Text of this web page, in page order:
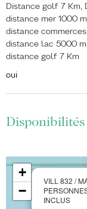
Distance golf 7 Km
distance mer 1000 m
distance commerces
distance lac 5000 m
distance golf 7 Km
oui
Disponibilités
VILL 832 /
INCLUS
+
−